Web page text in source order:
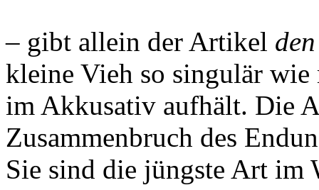
– gibt allein der Artikel den
kleine Vieh so singulär
im Akkusativ aufhält. Die
Zusammenbruch des
Sie sind die jüngste Art im